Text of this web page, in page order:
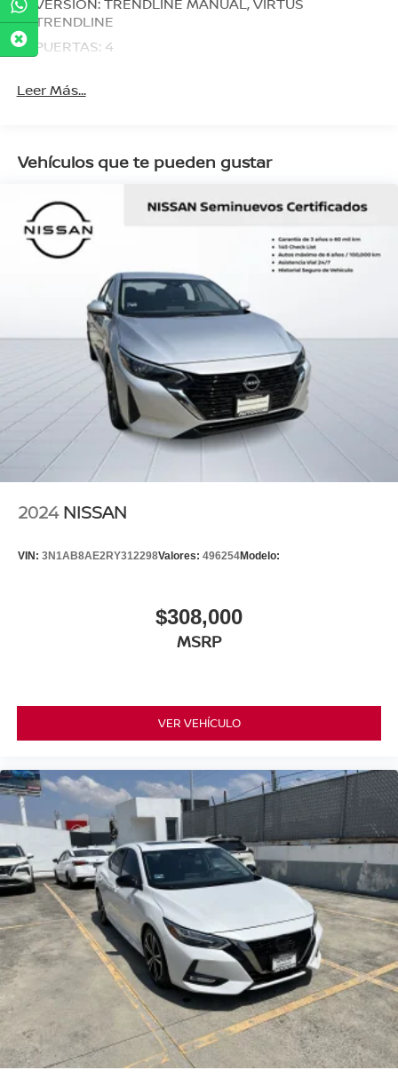
TRENDLINE
PUERTAS: 4
Leer Más...
Vehículos que te pueden gustar
2024 NISSAN
VIN: 3N1AB8AE2RY312298Valores: 496254Modelo:
$308,000
MSRP
VER VEHÍCULO